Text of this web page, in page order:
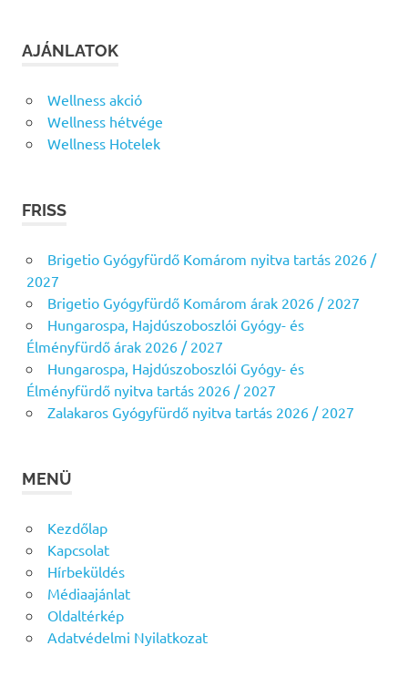
AJÁNLATOK
Wellness akció
Wellness hétvége
Wellness Hotelek
FRISS
Brigetio Gyógyfürdő Komárom nyitva tartás 2026 /
2027
Brigetio Gyógyfürdő Komárom árak 2026 / 2027
Hungarospa, Hajdúszoboszlói Gyógy- és
Élményfürdő árak 2026 / 2027
Hungarospa, Hajdúszoboszlói Gyógy- és
Élményfürdő nyitva tartás 2026 / 2027
Zalakaros Gyógyfürdő nyitva tartás 2026 / 2027
MENÜ
Kezdőlap
Kapcsolat
Hírbeküldés
Médiaajánlat
Oldaltérkép
Adatvédelmi Nyilatkozat